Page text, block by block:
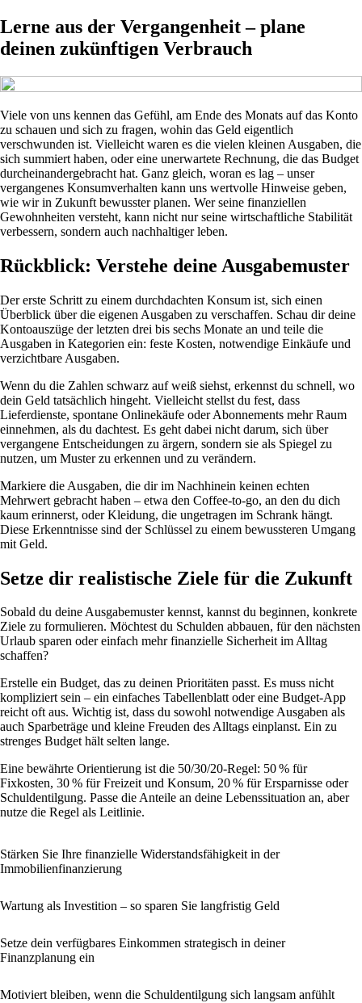
Lerne aus der Vergangenheit – plane
deinen zukünftigen Verbrauch
Viele von uns kennen das Gefühl, am Ende des Monats auf das Konto
zu schauen und sich zu fragen, wohin das Geld eigentlich
verschwunden ist. Vielleicht waren es die vielen kleinen Ausgaben, die
sich summiert haben, oder eine unerwartete Rechnung, die das Budget
durcheinandergebracht hat. Ganz gleich, woran es lag – unser
vergangenes Konsumverhalten kann uns wertvolle Hinweise geben,
wie wir in Zukunft bewusster planen. Wer seine finanziellen
Gewohnheiten versteht, kann nicht nur seine wirtschaftliche Stabilität
verbessern, sondern auch nachhaltiger leben.
Rückblick: Verstehe deine Ausgabemuster
Der erste Schritt zu einem durchdachten Konsum ist, sich einen
Überblick über die eigenen Ausgaben zu verschaffen. Schau dir deine
Kontoauszüge der letzten drei bis sechs Monate an und teile die
Ausgaben in Kategorien ein: feste Kosten, notwendige Einkäufe und
verzichtbare Ausgaben.
Wenn du die Zahlen schwarz auf weiß siehst, erkennst du schnell, wo
dein Geld tatsächlich hingeht. Vielleicht stellst du fest, dass
Lieferdienste, spontane Onlinekäufe oder Abonnements mehr Raum
einnehmen, als du dachtest. Es geht dabei nicht darum, sich über
vergangene Entscheidungen zu ärgern, sondern sie als Spiegel zu
nutzen, um Muster zu erkennen und zu verändern.
Markiere die Ausgaben, die dir im Nachhinein keinen echten
Mehrwert gebracht haben – etwa den Coffee-to-go, an den du dich
kaum erinnerst, oder Kleidung, die ungetragen im Schrank hängt.
Diese Erkenntnisse sind der Schlüssel zu einem bewussteren Umgang
mit Geld.
Setze dir realistische Ziele für die Zukunft
Sobald du deine Ausgabemuster kennst, kannst du beginnen, konkrete
Ziele zu formulieren. Möchtest du Schulden abbauen, für den nächsten
Urlaub sparen oder einfach mehr finanzielle Sicherheit im Alltag
schaffen?
Erstelle ein Budget, das zu deinen Prioritäten passt. Es muss nicht
kompliziert sein – ein einfaches Tabellenblatt oder eine Budget-App
reicht oft aus. Wichtig ist, dass du sowohl notwendige Ausgaben als
auch Sparbeträge und kleine Freuden des Alltags einplanst. Ein zu
strenges Budget hält selten lange.
Eine bewährte Orientierung ist die 50/30/20-Regel: 50 % für
Fixkosten, 30 % für Freizeit und Konsum, 20 % für Ersparnisse oder
Schuldentilgung. Passe die Anteile an deine Lebenssituation an, aber
nutze die Regel als Leitlinie.
Stärken Sie Ihre finanzielle Widerstandsfähigkeit in der
Immobilienfinanzierung
Wartung als Investition – so sparen Sie langfristig Geld
Setze dein verfügbares Einkommen strategisch in deiner
Finanzplanung ein
Motiviert bleiben, wenn die Schuldentilgung sich langsam anfühlt